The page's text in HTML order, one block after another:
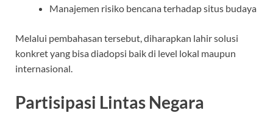
Manajemen risiko bencana terhadap situs budaya
Melalui pembahasan tersebut, diharapkan lahir solusi
konkret yang bisa diadopsi baik di level lokal maupun
internasional.
Partisipasi Lintas Negara